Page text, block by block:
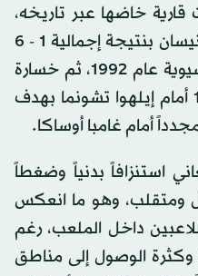
أصل 5 نهائيات قارية خاضها عبر تاريخه،
بعدما سبق له السقوط أمام نيسان بنتيجة إجمالية 1 - 6
في نهائي كأس الكؤوس الآسيوية عام 1992، ثم خسارة
نهائي دوري أبطال آسيا 1995 أمام إيلهوا تشونما بهدف
أمام غامبا أوساكا.
استنزافاً بدنياً وضغطاً
ومتقلب، وهو ما انعكس
داخل الملعب، رغم
وكثرة الوصول إلى مناطق